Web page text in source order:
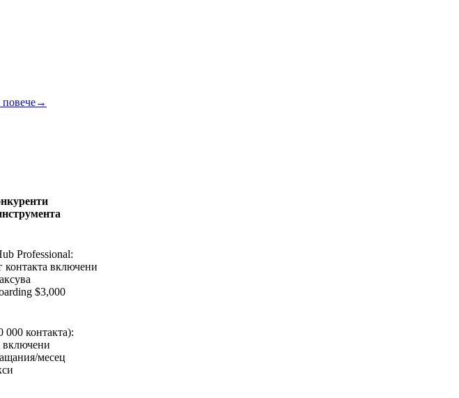
→
Professional:
контакта включени
$3,000
000 контакта):
включени
месец